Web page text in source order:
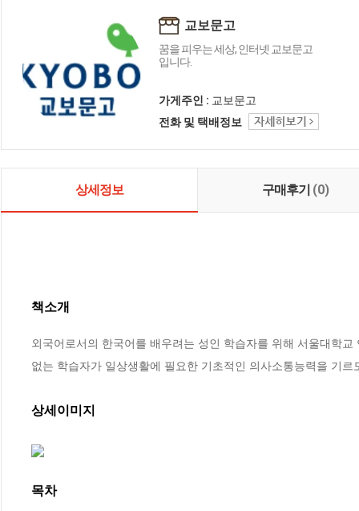
교보문고
꿈을 피우는 세상, 인터넷 교보문고
입니다.
가게주인 : 교보문고
전화 및 택배정보
상세정보 구매후기 (0)
책소개
외국어로서의 한국어를 배우려는 성인 학습자를 위해 서울대학
없는 학습자가 일상생활에 필요한 기초적인 의사소통능력을 기르
상세이미지
목차